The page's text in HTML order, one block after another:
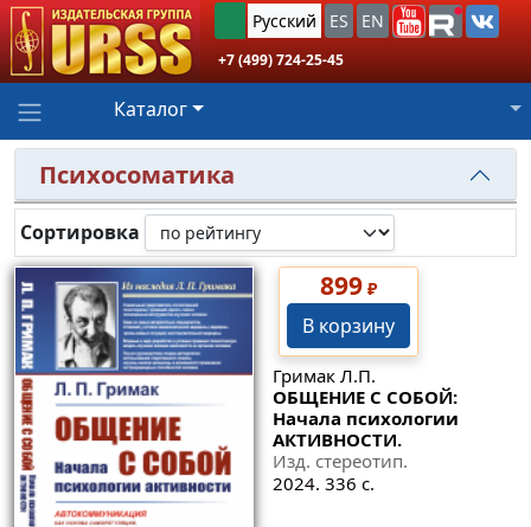
Русский ES EN
+7 (499) 724-25-45
Каталог
Психосоматика
Сортировка
899₽
В корзину
Гримак Л.П.
ОБЩЕНИЕ С СОБОЙ:
Начала психологии
АКТИВНОСТИ.
Изд. стереотип.
2024. 336 с.